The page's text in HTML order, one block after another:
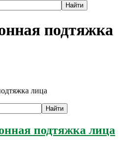
подтяжка
лица
подтяжка лица